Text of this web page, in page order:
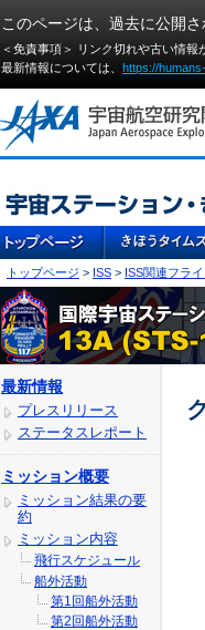
このページは、過去に公開
＜免責事項＞ リンク切れや古い情
最新情報については、 https://
トップページ > ISS > ISS関連フラ
最新情報
プレスリリース
ステータスレポート
ミッション概要
ミッション結果の要
約
ミッション内容
飛行スケジュール
船外活動
第1回船外活動
第2回船外活動